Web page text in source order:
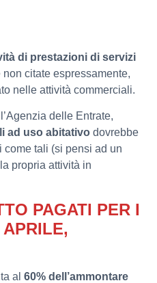
di prestazioni di servizi
citate espressamente,
nelle attività commerciali.
delle Entrate,
ad uso abitativo dovrebbe
come tali (si pensi ad un
propria attività in
PAGATI PER I
al 60% dell’ammontare